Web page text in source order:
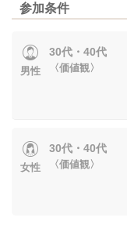
参加条件
男性
30代・40代
〈価値観〉
女性
30代・40代
〈価値観〉